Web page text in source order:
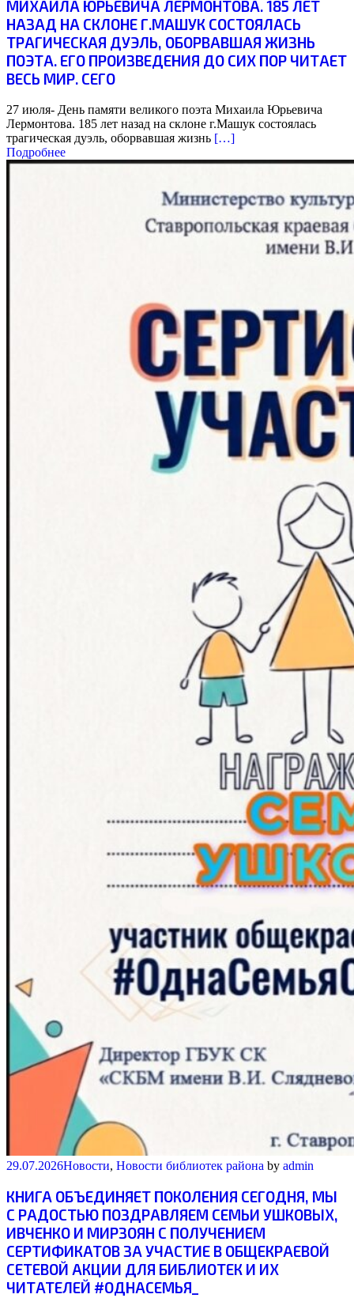
МИХАИЛА ЮРЬЕВИЧА ЛЕРМОНТОВА. 185 ЛЕТ
НАЗАД НА СКЛОНЕ Г.МАШУК СОСТОЯЛАСЬ
ТРАГИЧЕСКАЯ ДУЭЛЬ, ОБОРВАВШАЯ ЖИЗНЬ
ПОЭТА. ЕГО ПРОИЗВЕДЕНИЯ ДО СИХ ПОР ЧИТАЕТ
ВЕСЬ МИР. СЕГО
27 июля- День памяти великого поэта Михаила Юрьевича
Лермонтова. 185 лет назад на склоне г.Машук состоялась
трагическая дуэль, оборвавшая жизнь […]
Подробнее
29.07.2026Новости, Новости библиотек района by admin
КНИГА ОБЪЕДИНЯЕТ ПОКОЛЕНИЯ СЕГОДНЯ, МЫ
С РАДОСТЬЮ ПОЗДРАВЛЯЕМ СЕМЬИ УШКОВЫХ,
ИВЧЕНКО И МИРЗОЯН С ПОЛУЧЕНИЕМ
СЕРТИФИКАТОВ ЗА УЧАСТИЕ В ОБЩЕКРАЕВОЙ
СЕТЕВОЙ АКЦИИ ДЛЯ БИБЛИОТЕК И ИХ
ЧИТАТЕЛЕЙ #ОДНАСЕМЬЯ_